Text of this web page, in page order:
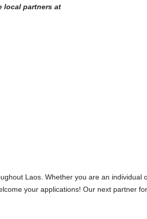
local partners at
Laos. Whether you are an individual
your applications! Our next partner for